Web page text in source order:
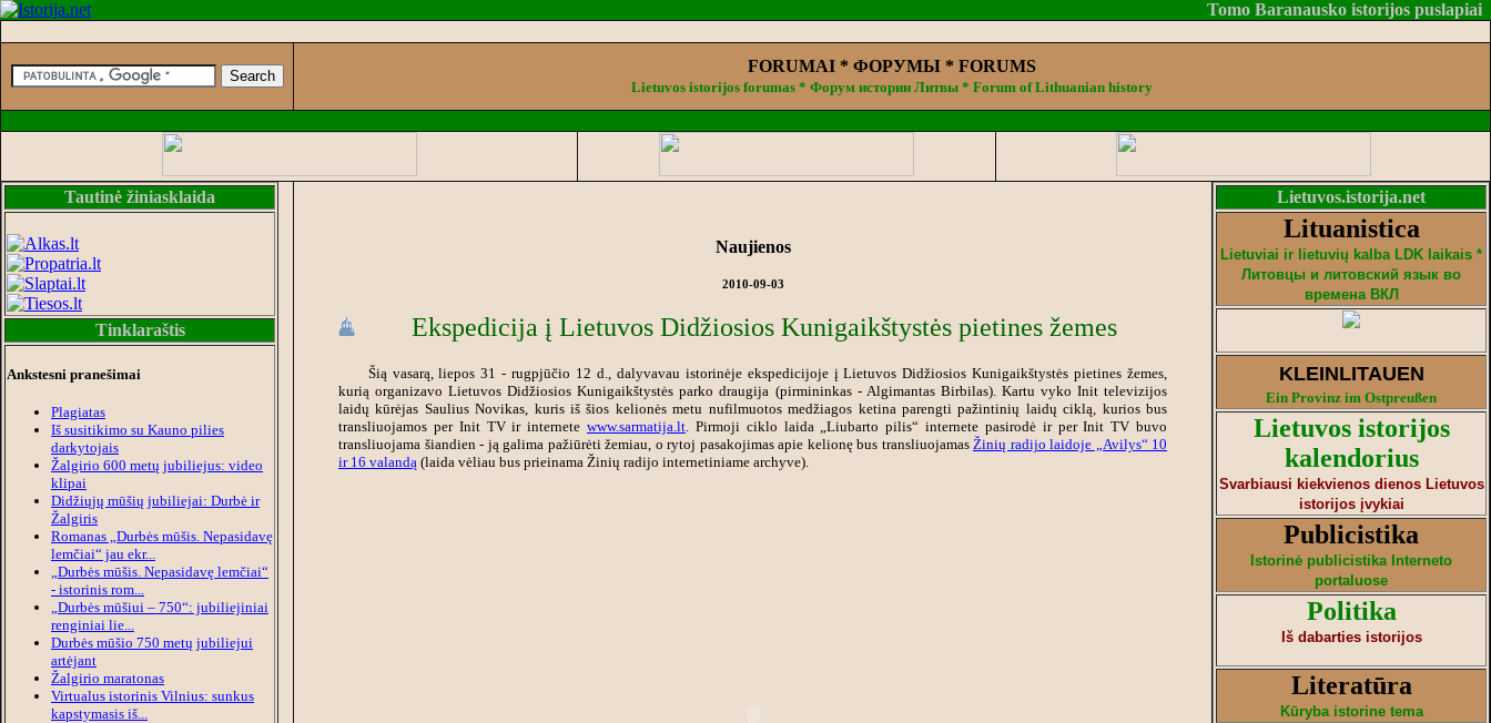
Tomo Baranausko istorijos puslapiai
FORUMAI * ФОРУМЫ * FORUMS
Lietuvos istorijos forumas * Форум истории Литвы * Forum of Lithuanian history
Tautinė žiniasklaida
Tinklaraštis
Ankstesni pranešimai
Plagiatas
Iš susitikimo su Kauno pilies
darkytojais
Žalgirio 600 metų jubiliejus: video
klipai
Didžiųjų mūšių jubiliejai: Durbė ir
Žalgiris
Romanas „Durbės mūšis. Nepasidavę
lemčiai“ jau ekr...
„Durbės mūšis. Nepasidavę lemčiai“
- istorinis rom...
„Durbės mūšiui – 750“: jubiliejiniai
renginiai lie...
Durbės mūšio 750 metų jubiliejui
artėjant
Žalgirio maratonas
Virtualus istorinis Vilnius: sunkus
kapstymasis iš...
Naujienos
2010-09-03
Ekspedicija į Lietuvos Didžiosios Kunigaikštystės pietines žemes
Šią vasarą, liepos 31 - rugpjūčio 12 d., dalyvavau istorinėje ekspedicijoje į Lietuvos Didžiosios Kunigaikštystės pietines žemes,
kurią organizavo Lietuvos Didžiosios Kunigaikštystės parko draugija (pirmininkas - Algimantas Birbilas). Kartu vyko Init televizijos
laidų kūrėjas Saulius Novikas, kuris iš šios kelionės metu nufilmuotos medžiagos ketina parengti pažintinių laidų ciklą, kurios bus
transliuojamos per Init TV ir internete www.sarmatija.lt . Pirmoji ciklo laida „Liubarto pilis“ internete pasirodė ir per Init TV buvo
transliuojama šiandien - ją galima pažiūrėti žemiau, o rytoj pasakojimas apie kelionę bus transliuojamas Žinių radijo laidoje „Avilys“ 10
ir 16 valandą (laida vėliau bus prieinama Žinių radijo internetiniame archyve).
Lietuvos.istorija.net
Lituanistica
Lietuviai ir lietuvių kalba LDK laikais *
Литовцы и литовский язык во
времена ВКЛ
KLEINLITAUEN
Ein Provinz im Ostpreußen
Lietuvos istorijos
kalendorius
Svarbiausi kiekvienos dienos Lietuvos
istorijos įvykiai
Publicistika
Istorinė publicistika Interneto
portaluose
Politika
Iš dabarties istorijos
Literatūra
Kūryba istorine tema